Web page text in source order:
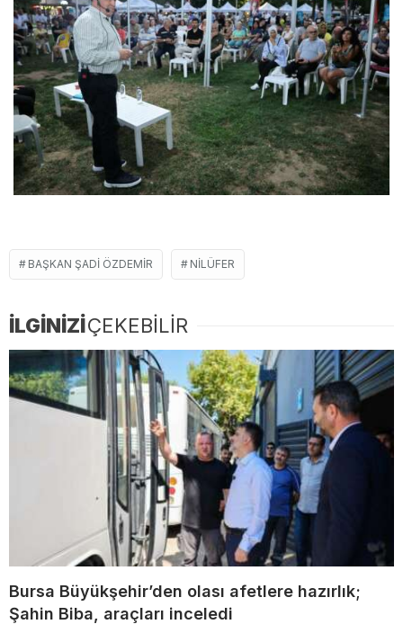
BAŞKAN ŞADI ÖZDEMIR NILÜFER
İLGİNİZİÇEKEBİLİR
Bursa Büyükşehir’den olası afetlere hazırlık;
Şahin Biba, araçları inceledi